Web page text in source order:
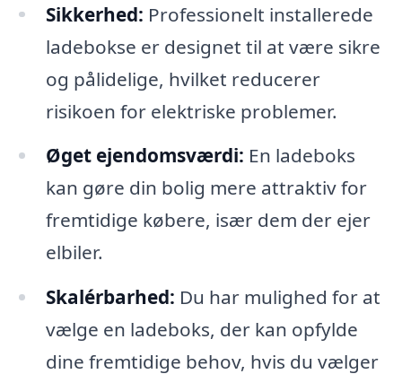
Sikkerhed: Professionelt installerede
ladebokse er designet til at være sikre
og pålidelige, hvilket reducerer
risikoen for elektriske problemer.
Øget ejendomsværdi: En ladeboks
kan gøre din bolig mere attraktiv for
fremtidige købere, især dem der ejer
elbiler.
Skalérbarhed: Du har mulighed for at
vælge en ladeboks, der kan opfylde
dine fremtidige behov, hvis du vælger